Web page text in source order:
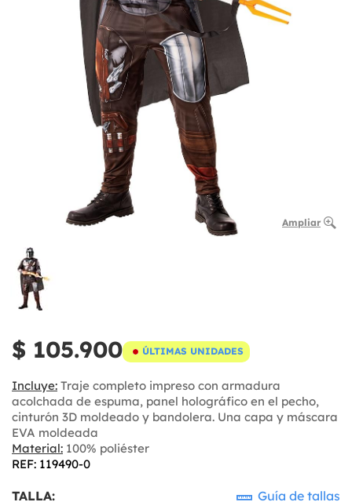
Ampliar
$ 105.900 ÚLTIMAS UNIDADES
Incluye: Traje completo impreso con armadura
acolchada de espuma, panel holográfico en el pecho,
cinturón 3D moldeado y bandolera. Una capa y máscara
EVA moldeada
Material: 100% poliéster
REF: 119490-0
TALLA: Guía de tallas